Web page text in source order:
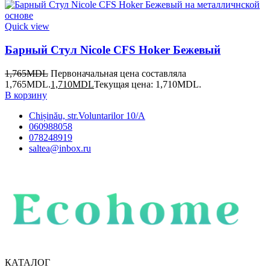
Quick view
Барный Стул Nicole CFS Hoker Бежевый
1,765MDL Первоначальная цена составляла
1,765MDL.1,710MDLТекущая цена: 1,710MDL.
В корзину
Chișinău, str.Voluntarilor 10/A
060988058
078248919
saltea@inbox.ru
КАТАЛОГ